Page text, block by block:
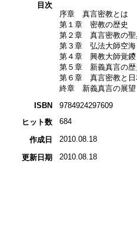
目次
序章 真言密教とは
第１章 密教の歴史
第２章 真言密教の聖
第３章 弘法大師空海
第４章 興教大師覚鑁
第５章 新義真言の歴
第６章 真言密教と日
終章 新義真言の展望
ISBN
9784924297609
ヒット数
684
作成日 2010.08.18
更新日期 2010.08.18